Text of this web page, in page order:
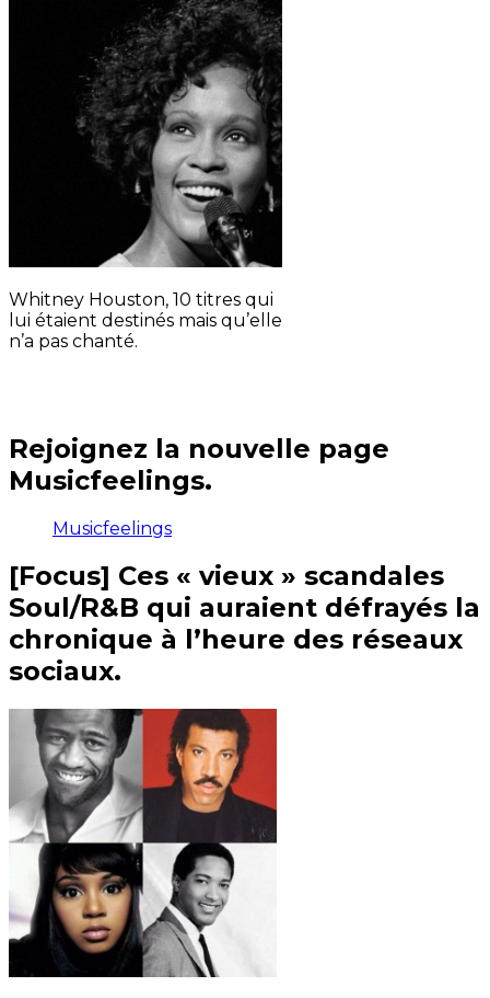
Whitney Houston, 10 titres qui
lui étaient destinés mais qu’elle
n’a pas chanté.
Rejoignez la nouvelle page
Musicfeelings.
Musicfeelings
[Focus] Ces « vieux » scandales
Soul/R&B qui auraient défrayés la
chronique à l’heure des réseaux
sociaux.